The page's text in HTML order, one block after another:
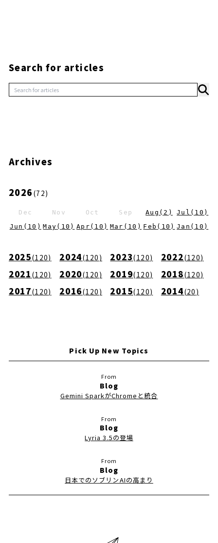
Search for articles
Archives
2026 (72)
Dec Nov Oct Sep Aug ( 2 ) Jul ( 10 )
Jun ( 10 ) May ( 10 ) Apr ( 10 ) Mar ( 10 ) Feb ( 10 ) Jan ( 10 )
2025(120) 2024(120 ) 2023(120) 2022(120)
2021 (120) 2020(120 ) 2019(120) 2018(120)
2017(120) 2016(120 ) 2015(120) 2014(20 )
Pick Up New Topics
Blog
Gemini SparkがChromeと統合
Blog
Lyria 3.5の登場
Blog
日本でのソブリンAIの高まり